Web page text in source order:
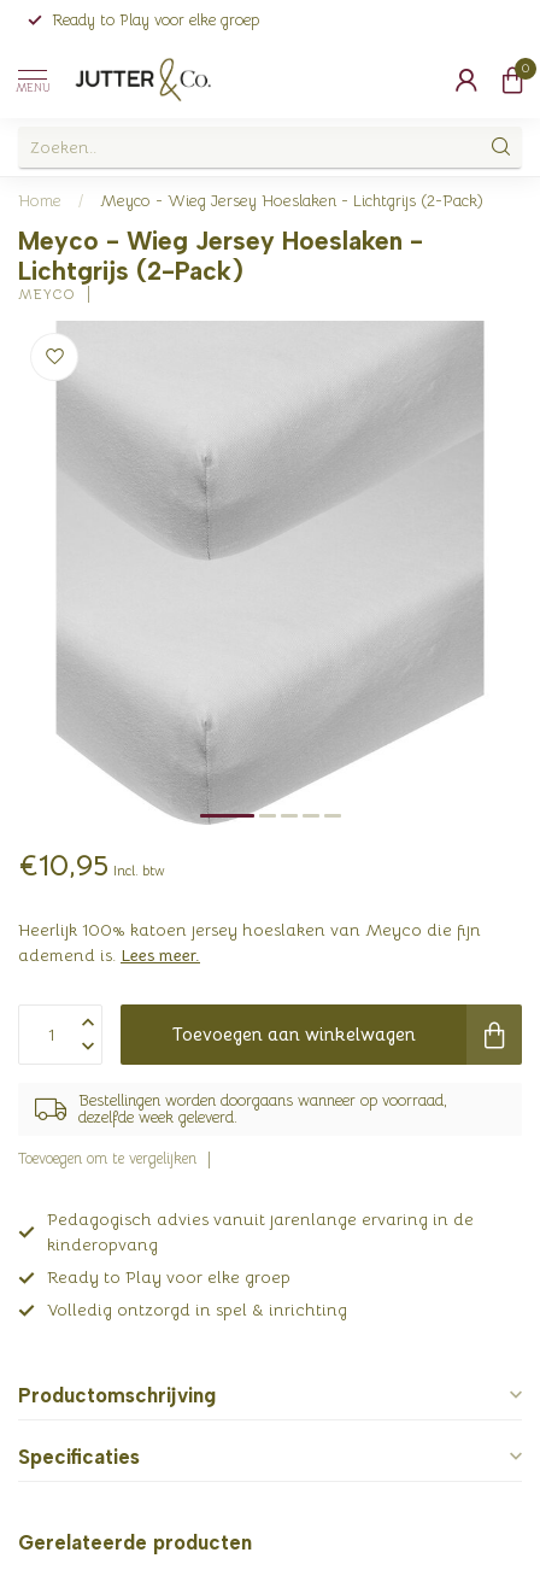
Ready to Play voor elke groep
MENU
0
Home / Meyco - Wieg Jersey Hoeslaken - Lichtgrijs (2-Pack)
Meyco - Wieg Jersey Hoeslaken -
Lichtgrijs (2-Pack)
MEYCO
€10,95 Incl. btw
Heerlijk 100% katoen jersey hoeslaken van Meyco die fijn
ademend is. Lees meer.
Toevoegen aan winkelwagen
Bestellingen worden doorgaans wanneer op voorraad,
dezelfde week geleverd.
Toevoegen om te vergelijken
Pedagogisch advies vanuit jarenlange ervaring in de
kinderopvang
Ready to Play voor elke groep
Volledig ontzorgd in spel & inrichting
Productomschrijving
Specificaties
Gerelateerde producten